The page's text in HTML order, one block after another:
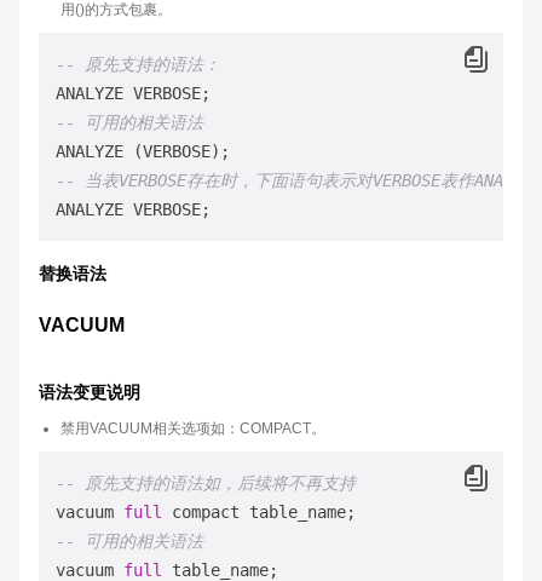
用()的方式包裹。
-- 原先支持的语法：
-- 可用的相关语法
-- 当表VERBOSE存在时，下面语句表示对VERBOSE表作ANALYZE
替换语法
VACUUM
语法变更说明
禁用VACUUM相关选项如：COMPACT。
-- 原先支持的语法如，后续将不再支持
vacuum full
-- 可用的相关语法
vacuum full